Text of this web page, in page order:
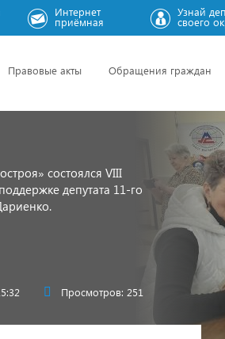
Интернет
приёмная
Узнай
своего
Правовые акты Обращения граждан
состоялся VIII
депутата 11-го
Просмотров: 251